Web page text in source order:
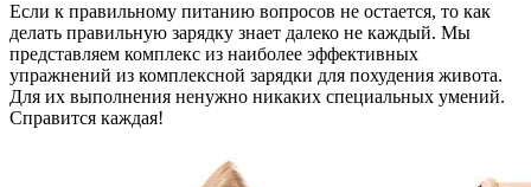
Если к правильному питанию вопросов не остается, то как
делать правильную зарядку знает далеко не каждый. Мы
представляем комплекс из наиболее эффективных
упражнений из комплексной зарядки для похудения живота.
Для их выполнения ненужно никаких специальных умений.
Справится каждая!